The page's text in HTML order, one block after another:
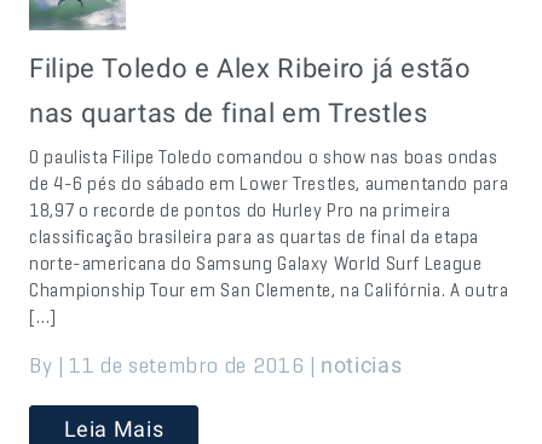
Filipe Toledo e Alex Ribeiro já estão
nas quartas de final em Trestles
O paulista Filipe Toledo comandou o show nas boas ondas
de 4-6 pés do sábado em Lower Trestles, aumentando para
18,97 o recorde de pontos do Hurley Pro na primeira
classificação brasileira para as quartas de final da etapa
norte-americana do Samsung Galaxy World Surf League
Championship Tour em San Clemente, na Califórnia. A outra
[…]
By | 11 de setembro de 2016 | noticias
Leia Mais